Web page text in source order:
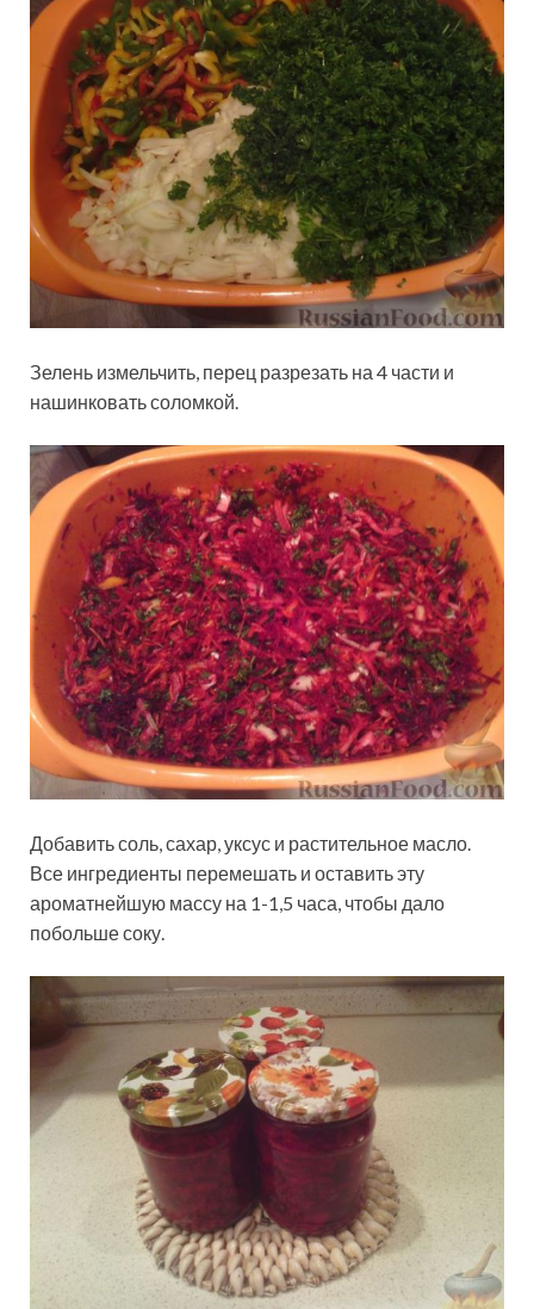
Зелень измельчить, перец разрезать на 4 части и
нашинковать соломкой.
Добавить соль, сахар, уксус и растительное масло.
Все ингредиенты перемешать и оставить эту
ароматнейшую массу на 1-1,5 часа, чтобы дало
побольше соку.